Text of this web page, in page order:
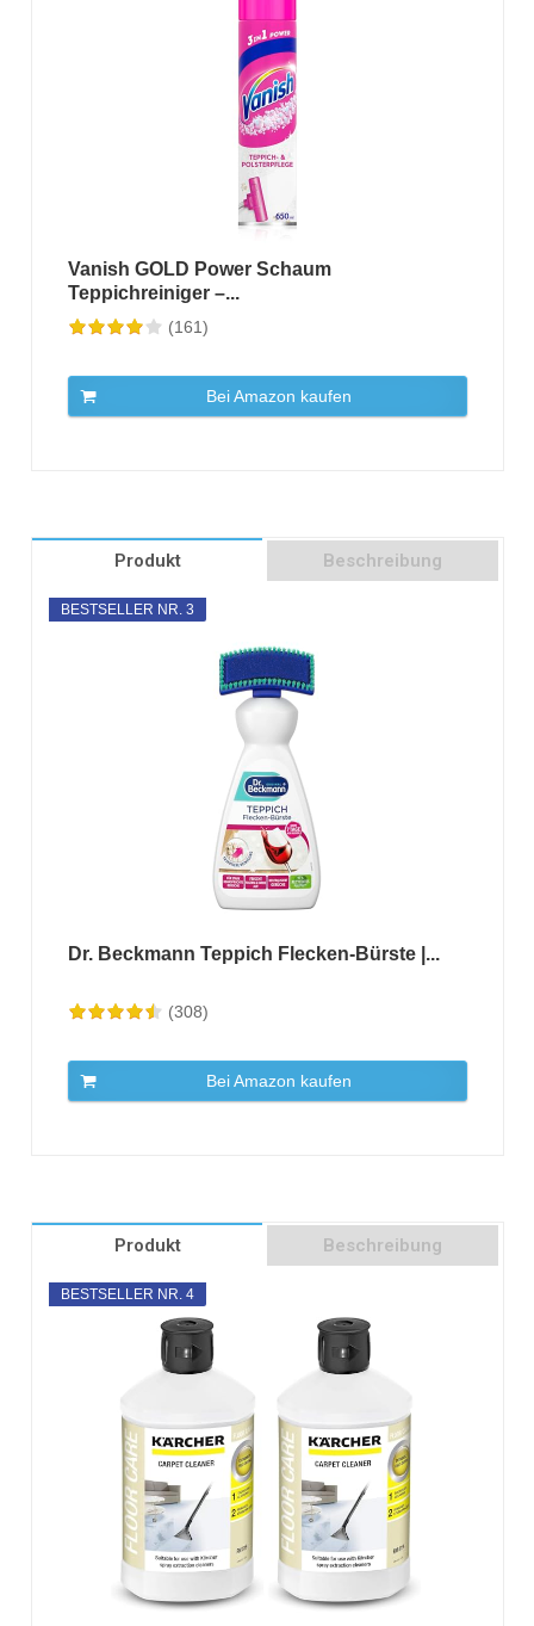
Vanish GOLD Power Schaum
Teppichreiniger –...
(161)
Bei Amazon kaufen
Produkt Beschreibung
BESTSELLER NR. 3
Dr. Beckmann Teppich Flecken-Bürste |...
(308)
Bei Amazon kaufen
Produkt Beschreibung
BESTSELLER NR. 4